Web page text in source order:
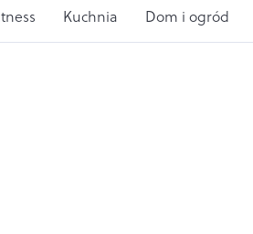
Kuchnia Dom i ogród